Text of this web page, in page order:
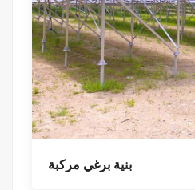
بنية برغي مركبة